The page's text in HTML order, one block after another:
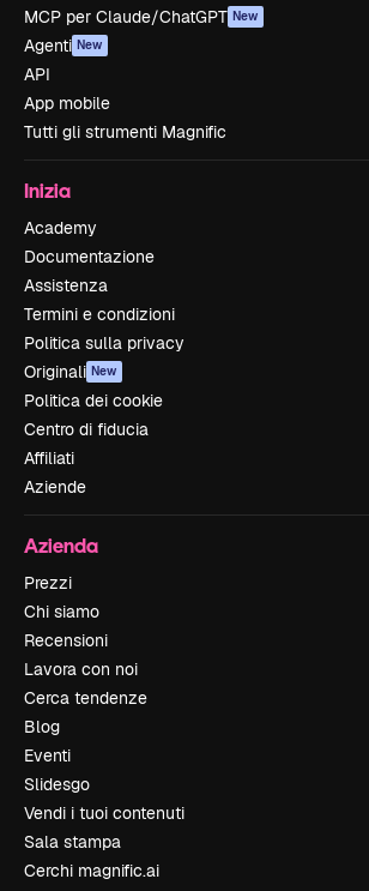
MCP per Claude/ChatGPT New
Agenti New
API
App mobile
Tutti gli strumenti Magnific
Inizia
Academy
Documentazione
Assistenza
Termini e condizioni
Politica sulla privacy
Originali New
Politica dei cookie
Centro di fiducia
Affiliati
Aziende
Azienda
Prezzi
Chi siamo
Recensioni
Lavora con noi
Cerca tendenze
Blog
Eventi
Slidesgo
Vendi i tuoi contenuti
Sala stampa
Cerchi magnific.ai